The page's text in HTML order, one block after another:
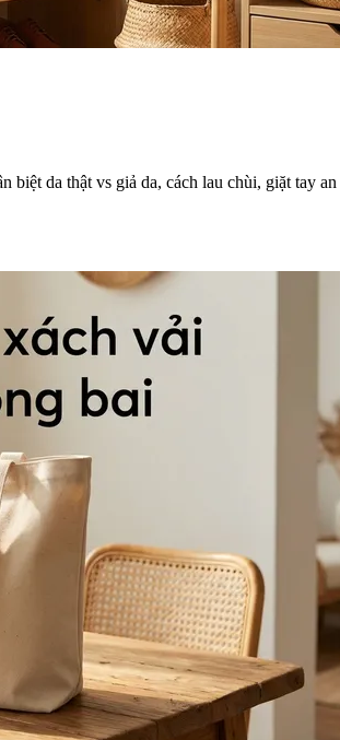
da thật vs giả da, cách lau chùi, giặt tay